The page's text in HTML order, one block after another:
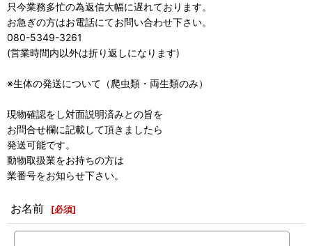
只今業務多忙の為返信大幅に遅れております。
お急ぎの方はお電話にてお問い合わせ下さい。
080-5349-3261
(営業時間内以外は折り返しになります)
※生体の発送について（爬虫類・両生類のみ）
現物確認をし対面説明済みとの旨を
お問合せ欄に記載して頂きましたら
発送可能です。
動物取扱業をお持ちの方は
業番号をお知らせ下さい。
お名前 [必須]